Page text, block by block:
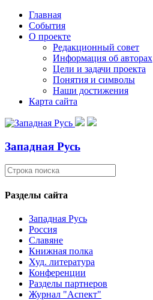
Главная
События
О проекте
Редакционный совет
Информация об авторах
Цели и задачи проекта
Понятия и символы
Наши достижения
Карта сайта
Западная Русь
Разделы сайта
Западная Русь
Россия
Славяне
Книжная полка
Худ. литература
Конференции
Разделы партнеров
Журнал "Аспект"